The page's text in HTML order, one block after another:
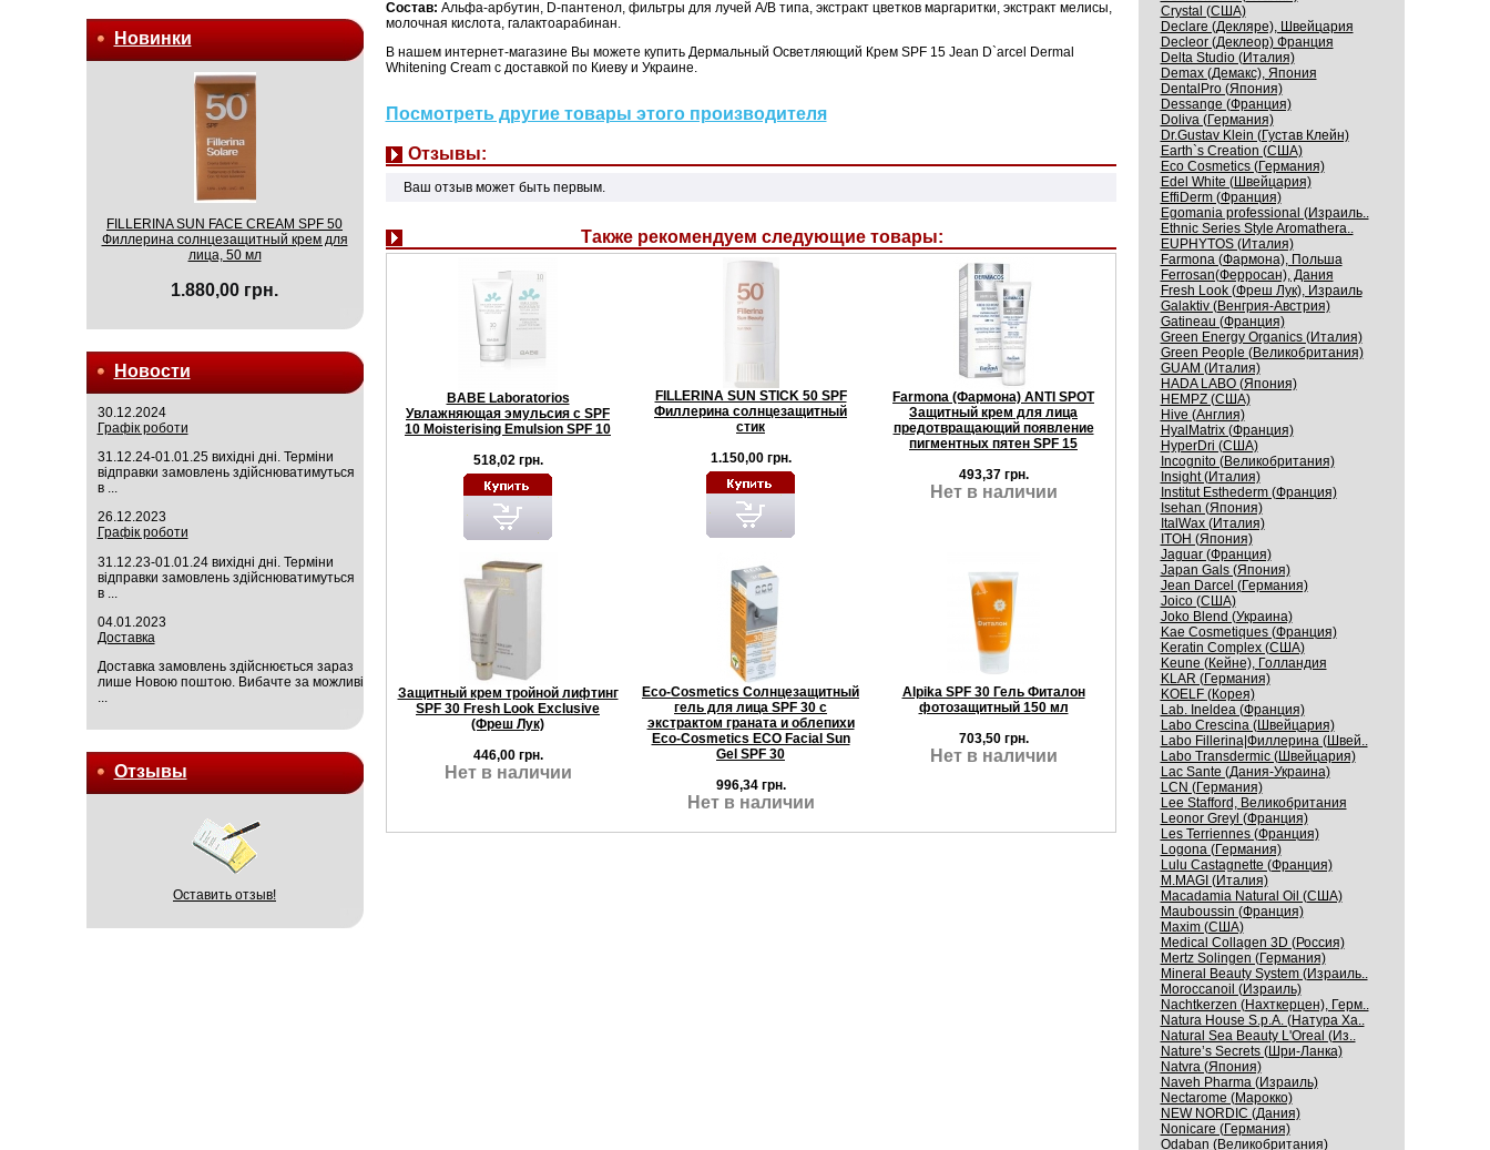
Новинки
FILLERINA SUN FACE CREAM SPF 50
Филлерина солнцезащитный крем для
лица, 50 мл
1.880,00 грн.
Новости
30.12.2024
Графік роботи
31.12.24-01.01.25 вихідні дні. Терміни
відправки замовлень здійснюватимуться
в ...
26.12.2023
Графік роботи
31.12.23-01.01.24 вихідні дні. Терміни
відправки замовлень здійснюватимуться
в ...
04.01.2023
Доставка
Доставка замовлень здійснюється зараз
лише Новою поштою. Вибачте за можливі
...
Отзывы
Оставить отзыв!
Состав: Альфа-арбутин, D-пантенол, фильтры для лучей А/В типа, экстракт цветков маргаритки, экстракт мелисы,
молочная кислота, галактоарабинан.
В нашем интернет-магазине Вы можете купить Дермальный Осветляющий Крем SPF 15 Jean D`arcel Dermal
Whitening Cream с доставкой по Киеву и Украине.
Посмотреть другие товары этого производителя
Отзывы:
Ваш отзыв может быть первым.
Также рекомендуем следующие товары:
BABE Laboratorios
Увлажняющая эмульсия c SPF
10 Moisterising Emulsion SPF 10
518,02 грн.
FILLERINA SUN STICK 50 SPF
Филлерина солнцезащитный
стик
1.150,00 грн.
Farmona (Фармона) ANTI SPOT
Защитный крем для лица
предотвращающий появление
пигментных пятен SPF 15
493,37 грн.
Нет в наличии
Защитный крем тройной лифтинг
SPF 30 Fresh Look Exclusive
(Фреш Лук)
446,00 грн.
Нет в наличии
Eco-Cosmetics Солнцезащитный
гель для лица SPF 30 с
экстрактом граната и облепихи
Eco-Cosmetics ECO Facial Sun
Gel SPF 30
996,34 грн.
Нет в наличии
Alpika SPF 30 Гель Фиталон
фотозащитный 150 мл
703,50 грн.
Нет в наличии
Crystal (США)
Declare (Декляре), Швейцария
Decleor (Деклеор) Франция
Delta Studio (Италия)
Demax (Демакс), Япония
DentalPro (Япония)
Dessange (Франция)
Doliva (Германия)
Dr.Gustav Klein (Густав Клейн)
Earth`s Creation (США)
Eco Cosmetics (Германия)
Edel White (Швейцария)
EffiDerm (Франция)
Egomania professional (Израиль..
Ethnic Series Style Aromathera..
EUPHYTOS (Италия)
Farmona (Фармона), Польша
Ferrosan(Ферросан), Дания
Fresh Look (Фреш Лук), Израиль
Galaktiv (Венгрия-Австрия)
Gatineau (Франция)
Green Energy Organics (Италия)
Green People (Великобритания)
GUAM (Италия)
HADA LABO (Япония)
HEMPZ (США)
Hive (Англия)
HyalMatrix (Франция)
HyperDri (США)
Incognito (Великобритания)
Insight (Италия)
Institut Esthederm (Франция)
Isehan (Япония)
ItalWax (Италия)
ITOH (Япония)
Jaguar (Франция)
Japan Gals (Япония)
Jean Darcel (Германия)
Joico (США)
Joko Blend (Украина)
Kaе Cosmеtiques (Франция)
Keratin Complex (США)
Keune (Кейне), Голландия
KLAR (Германия)
KOELF (Корея)
Lab. Ineldea (Франция)
Labo Crescina (Швейцария)
Labo Fillerina|Филлерина (Швей..
Labo Transdermic (Швейцария)
Lac Sante (Дания-Украина)
LCN (Германия)
Lee Stafford, Великобритания
Leonor Greyl (Франция)
Les Terriennes (Франция)
Logona (Германия)
Lulu Castagnette (Франция)
M.MAGI (Италия)
Macadamia Natural Oil (США)
Mauboussin (Франция)
Maxim (США)
Medical Collagen 3D (Россия)
Mertz Solingen (Германия)
Mineral Beauty System (Израиль..
Moroccanoil (Израиль)
Nachtkerzen (Нахткерцен), Герм..
Natura House S.p.A. (Натура Ха..
Natural Sea Beauty L'Oreal (Из..
Nature’s Secrets (Шри-Ланка)
Natvra (Япония)
Naveh Pharma (Израиль)
Nectarome (Марокко)
NEW NORDIC (Дания)
Nonicare (Германия)
Odaban (Великобритания)